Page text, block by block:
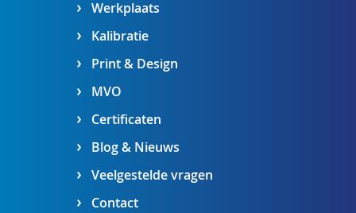
Werkplaats
Kalibratie
Print & Design
MVO
Certificaten
Blog & Nieuws
Veelgestelde vragen
Contact